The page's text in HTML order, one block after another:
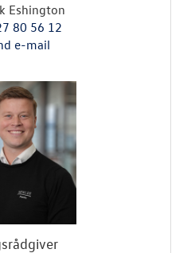
Eshington
80 56 12
e-mail